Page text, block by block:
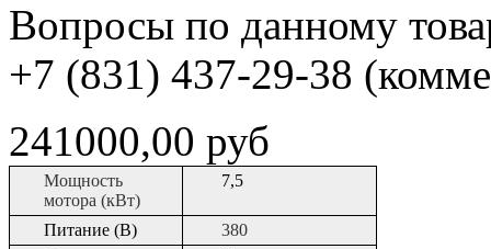
Вопросы по данному
+7 (831) 437-29-38
241000,00 руб
Мощность
мотора (кВт)
7,5
Питание (В)
380